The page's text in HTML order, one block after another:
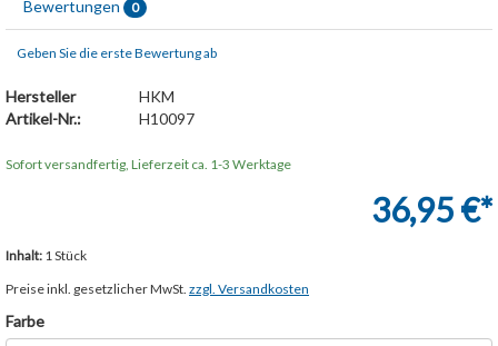
Bewertungen 0
Geben Sie die erste Bewertung ab
Hersteller
HKM
Artikel-Nr.:
H10097
Sofort versandfertig, Lieferzeit ca. 1-3 Werktage
36,95 €*
Inhalt: 1 Stück
Preise inkl. gesetzlicher MwSt. zzgl. Versandkosten
Farbe